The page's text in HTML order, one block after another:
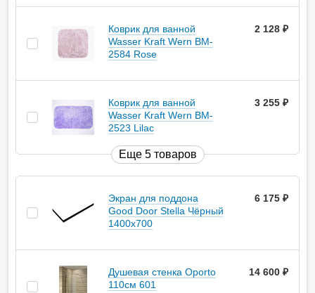
Коврик для ванной
Wasser Kraft Wern BM-
2584 Rose
2 128
Коврик для ванной
Wasser Kraft Wern BM-
2523 Lilac
3 255
Еще 5 товаров
Экран для поддона
Good Door Stella Чёрный
1400x700
6 175
Душевая стенка Oporto
110см 601
14 600